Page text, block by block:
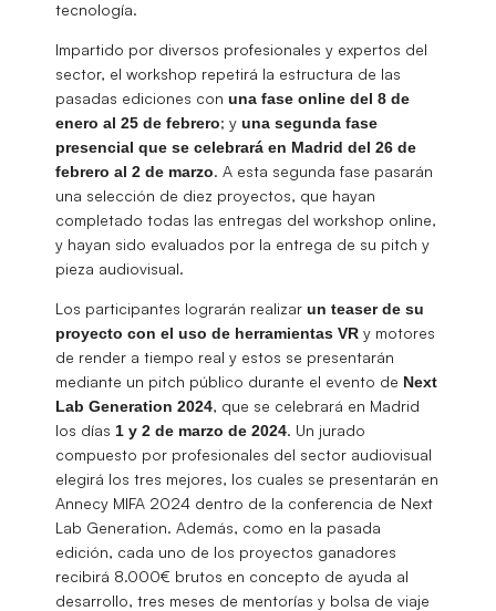
tecnología.
Impartido por diversos profesionales y expertos del
sector, el workshop repetirá la estructura de las
pasadas ediciones con una fase online del 8 de
enero al 25 de febrero; y una segunda fase
presencial que se celebrará en Madrid del 26 de
febrero al 2 de marzo. A esta segunda fase pasarán
una selección de diez proyectos, que hayan
completado todas las entregas del workshop online,
y hayan sido evaluados por la entrega de su pitch y
pieza audiovisual.
Los participantes lograrán realizar un teaser de su
proyecto con el uso de herramientas VR y motores
de render a tiempo real y estos se presentarán
mediante un pitch público durante el evento de Next
Lab Generation 2024, que se celebrará en Madrid
los días 1 y 2 de marzo de 2024. Un jurado
compuesto por profesionales del sector audiovisual
elegirá los tres mejores, los cuales se presentarán en
Annecy MIFA 2024 dentro de la conferencia de Next
Lab Generation. Además, como en la pasada
edición, cada uno de los proyectos ganadores
recibirá 8.000€ brutos en concepto de ayuda al
desarrollo, tres meses de mentorías y bolsa de viaje